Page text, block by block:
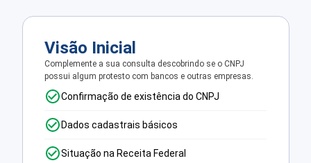
Visão Inicial
Complemente a sua consulta descobrindo se o CNPJ
possui algum protesto com bancos e outras empresas.
Confirmação de existência do CNPJ
Dados cadastrais básicos
Situação na Receita Federal